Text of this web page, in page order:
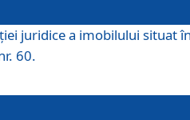
juridice a imobilului situat
60.